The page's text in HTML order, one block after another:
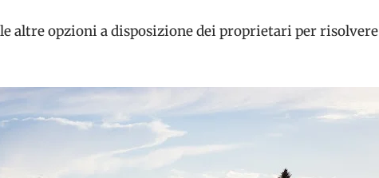
altre opzioni a disposizione dei proprietari per risolvere